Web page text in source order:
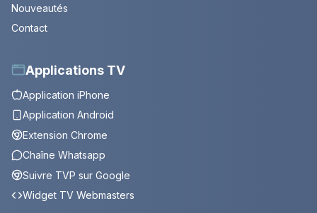
Nouveautés
Contact
Applications TV
Application iPhone
Application Android
Extension Chrome
Chaîne Whatsapp
Suivre TVP sur Google
Widget TV Webmasters